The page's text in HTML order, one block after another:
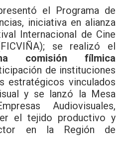
el Programa de
iniciativa en alianza
Internacional de Cine
se realizó el
comisión fílmica
de instituciones
estratégicos vinculados
y se lanzó la Mesa
Audiovisuales,
el tejido productivo y
en la Región de